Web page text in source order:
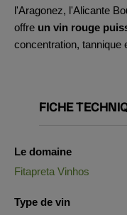
l'Aragonez, l'Alicante
offre un vin rouge
concentration, tannique
FICHE
Le domaine
Fitapreta Vinhos
Type de vin